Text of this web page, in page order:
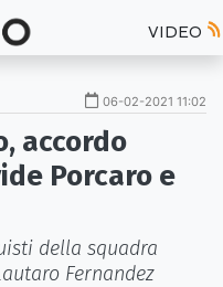
VIDEO
06-02-2021 11:02
accordo
Porcaro e
della squadra
Fernandez